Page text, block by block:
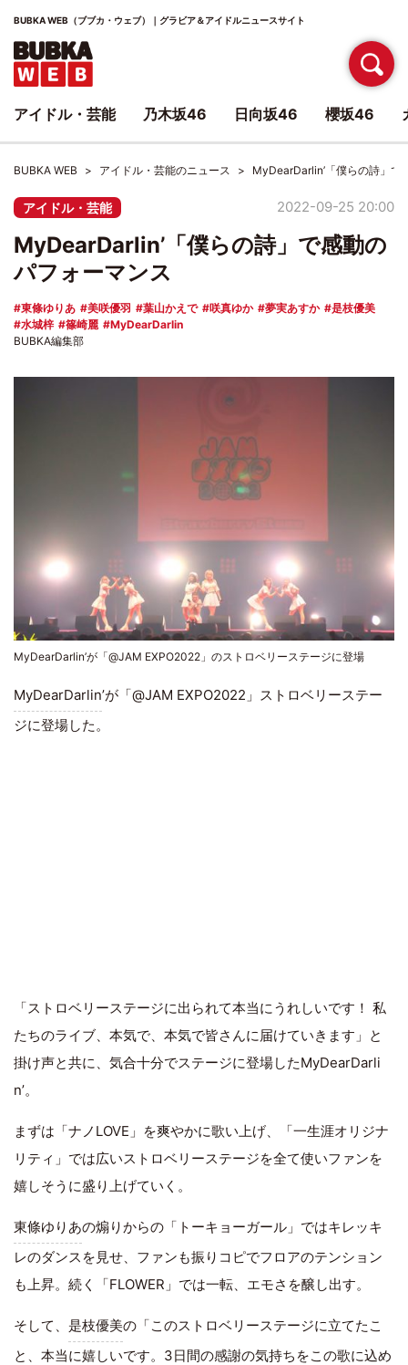
BUBKA WEB（ブブカ・ウェブ）｜グラビア＆アイドルニュースサイト
BUBKA WEB アイドル・芸能のニュース MyDearDarlin’「僕らの詩」で
アイドル・芸能 2022-09-25 20:00
MyDearDarlin’「僕らの詩」で感動の
パフォーマンス
東條ゆりあ 美咲優羽 葉山かえで 咲真ゆか 夢実あすか
是枝優美
水城梓
篠崎麗
MyDearDarlin
BUBKA編集部
MyDearDarlin’が「@JAM EXPO2022」のストロベリーステージに登場
MyDearDarlin’が「@JAM EXPO2022」ストロベリーステー
ジに登場した。
「ストロベリーステージに出られて本当にうれしいです！ 私
たちのライブ、本気で、本気で皆さんに届けていきます」と
掛け声と共に、気合十分でステージに登場したMyDearDarli
n’。
まずは「ナノLOVE」を爽やかに歌い上げ、「一生涯オリジナ
リティ」では広いストロベリーステージを全て使いファンを
嬉しそうに盛り上げていく。
東條ゆりあの煽りからの「トーキョーガール」ではキレッキ
レのダンスを見せ、ファンも振りコピでフロアのテンション
も上昇。続く「FLOWER」では一転、エモさを醸し出す。
そして、 是枝優美の「このストロベリーステージに立てたこ
と、本当に嬉しいです。3日間の感謝の気持ちをこの歌に込め
アイドル・芸能 乃木坂46 日向坂46 櫻坂46